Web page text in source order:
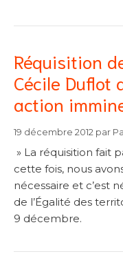
Réquisition
Cécile Duflot
action
19 décembre 2012 par
» La réquisition fait
cette fois, nous
nécessaire et c’est
de l’Égalité des
9 décembre.